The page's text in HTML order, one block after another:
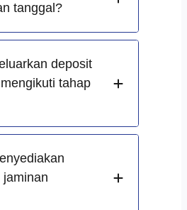
tanggal?
deposit
tahap
jaminan